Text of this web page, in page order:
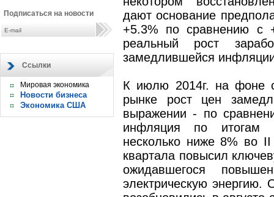
Подписаться на новости
Ссылки
Мировая экономика
Новости бизнеса
Экономика США
дают основание
+5.3% по сравнению с
реальный рост
замедлившейся
К июлю 2014г. на фоне
рынке рост цен
выражении - по
инфляция по итогам
несколько ниже 8% во
квартала повысил
ожидавшегося
электрическую энергию.